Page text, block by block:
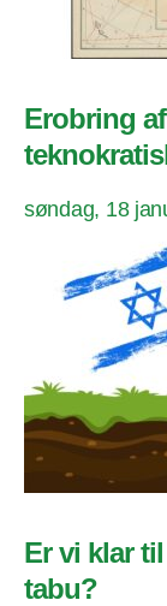
Erobring
søndag, 18
Er vi klar
tabu?